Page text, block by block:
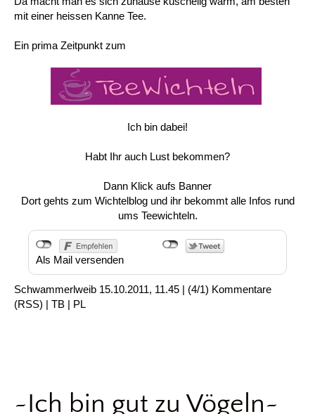
mit einer heissen Kanne Tee.
Ein prima Zeitpunkt zum
Ich bin dabei!
Habt Ihr auch Lust bekommen?
Dann Klick aufs Banner
Dort gehts zum Wichtelblog und ihr bekommt alle Infos rund
ums Teewichteln.
Als Mail versenden
Schwammerlweib 15.10.2011, 11.45 | (4/1) Kommentare
(RSS) | TB | PL
~Ich bin gut zu Vögeln~